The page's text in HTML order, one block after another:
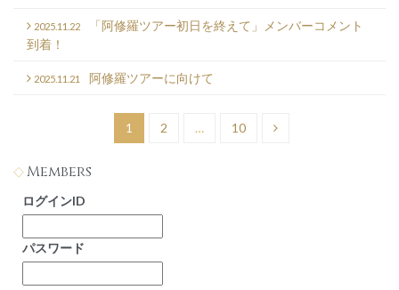
2025.11.22
「阿修羅ツアー初日を終えて」メンバーコメント
到着！
2025.11.21 阿修羅ツアーに向けて
の
ペ
ー
ジ
1 2 … 10
Members
ログインID
パスワード